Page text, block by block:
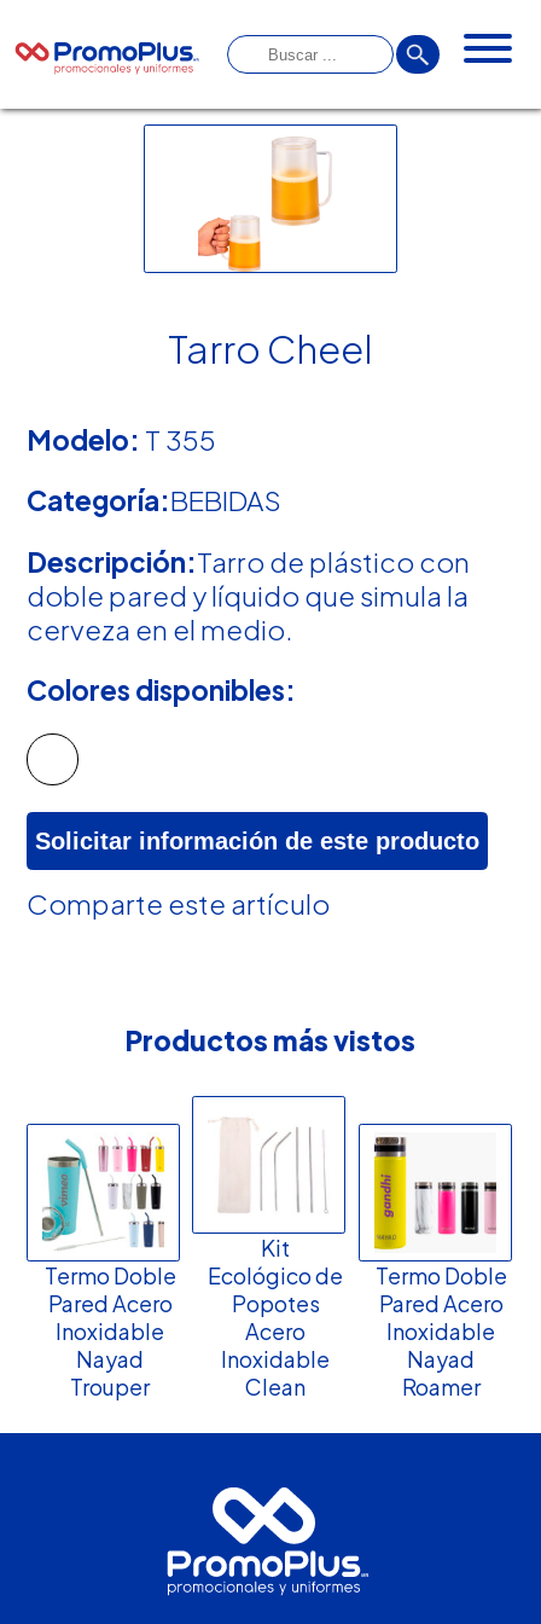
Tarro Cheel
Modelo: T 355
Categoría:BEBIDAS
Descripción:Tarro de plástico con
doble pared y líquido que simula la
cerveza en el medio.
Colores disponibles:
Solicitar información de este producto
Comparte este artículo
Productos más vistos
Termo Doble
Pared Acero
Inoxidable
Nayad
Trouper
Kit
Ecológico de
Popotes
Acero
Inoxidable
Clean
Termo Doble
Pared Acero
Inoxidable
Nayad
Roamer